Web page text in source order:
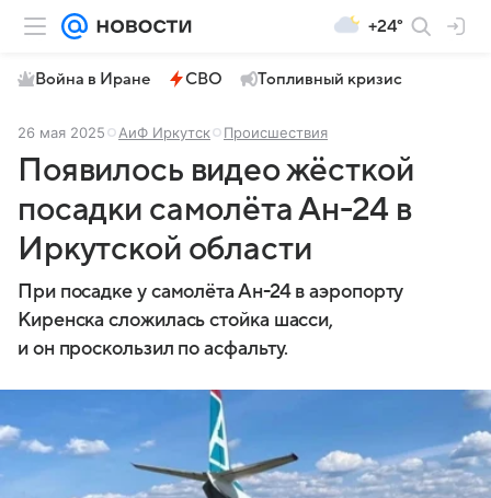
+24°
Война в Иране СВО Топливный кризис
26 мая 2025 АиФ Иркутск Происшествия
Появилось видео жёсткой
посадки самолёта Ан-24 в
Иркутской области
При посадке у самолёта Ан-24 в аэропорту
Киренска сложилась стойка шасси,
и он проскользил по асфальту.